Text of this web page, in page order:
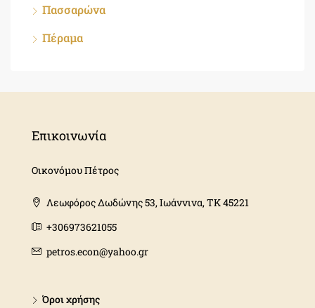
Πασσαρώνα
Πέραμα
Επικοινωνία
Οικονόμου Πέτρος
Λεωφόρος Δωδώνης 53, Ιωάννινα, ΤΚ 45221
+306973621055
petros.econ@yahoo.gr
Όροι χρήσης